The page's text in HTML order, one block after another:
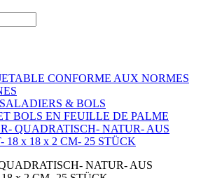
CONFORME AUX NORMES
& BOLS
BOLS EN FEUILLE DE PALME
QUADRATISCH- NATUR- AUS
18 x 18 x 2 CM- 25 STÜCK